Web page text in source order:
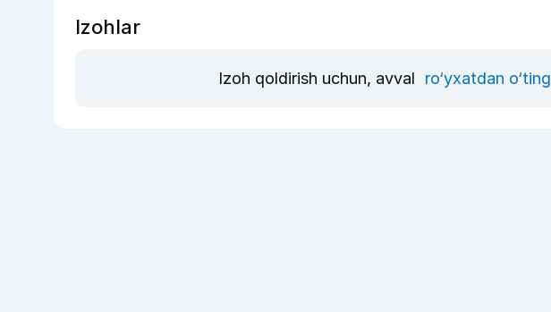
Izohlar
Izoh qoldirish uchun, avval ro‘yxatdan o‘ting